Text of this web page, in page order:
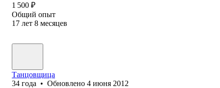
1 500 ₽
Общий опыт
17 лет 8 месяцев
Танцовщица
34 года • Обновлено 4 июня 2012